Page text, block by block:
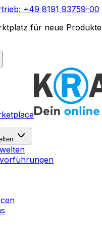
+49 8191 93759-00
für neue Produkte